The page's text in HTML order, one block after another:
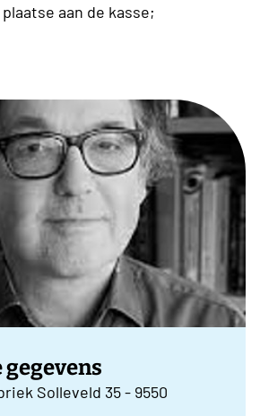
aan de kasse;
Solleveld 35 - 9550